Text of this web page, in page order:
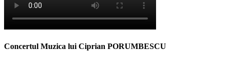
Concertul Muzica lui Ciprian PORUMBESCU